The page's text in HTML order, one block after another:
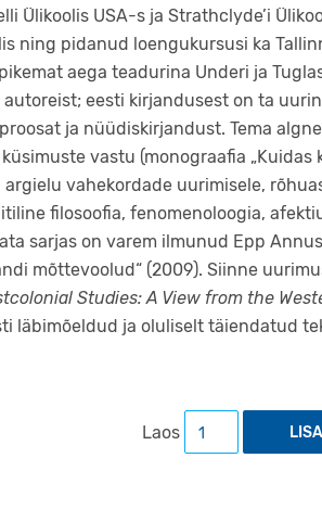
Ülikoolis USA-s ja Strathclyde’i
ning pidanud loengukursusi ka
aega teadurina Underi ja
autoreist; eesti kirjandusest on ta
ja nüüdiskirjandust. Tema
vastu (monograafia „Kuidas
vahekordade uurimisele,
filosoofia, fenomenoloogia,
sarjas on varem ilmunud Epp
mõttevoolud“ (2009). Siinne
Studies: A View from the
läbimõeldud ja oluliselt täiendatud
Laos Sotskolonialism